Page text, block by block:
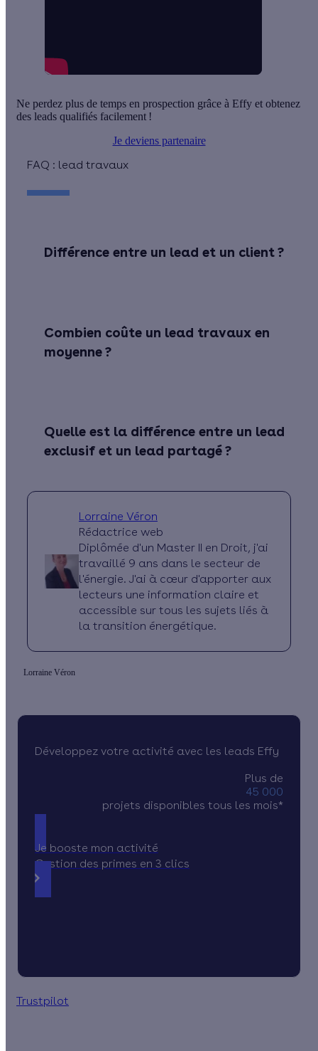
Ne perdez plus de temps en prospection grâce à Effy et obtenez
des leads qualifiés facilement !
Je deviens partenaire
FAQ : lead travaux
Différence entre un lead et un client ?
Combien coûte un lead travaux en
moyenne ?
Quelle est la différence entre un lead
exclusif et un lead partagé ?
Lorraine Véron
Rédactrice web
Diplômée d'un Master II en Droit, j'ai
travaillé 9 ans dans le secteur de
l'énergie. J'ai à cœur d'apporter aux
lecteurs une information claire et
accessible sur tous les sujets liés à
la transition énergétique.
Lorraine Véron
Développez votre activité avec les leads Effy
Plus de
45 000
projets disponibles tous les mois*
Je booste mon activité
Gestion des primes en 3 clics
Trustpilot